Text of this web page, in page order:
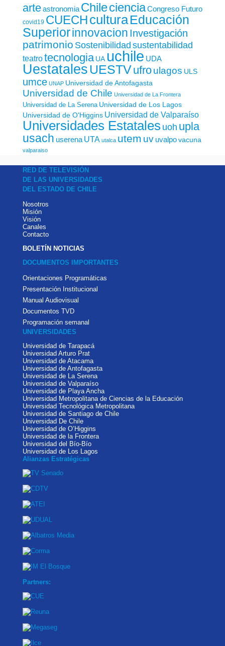
arteastronomia Chileciencia Congreso Futuro
covid19 CUECHculturaEducación
Superiorinnovacion Investigación
patrimonio Sostenibilidad sustentabilidad
teatrotecnologia UA uchile UDA
Uestatales UESTVufroulagos ULS
umce UNAP Universidad de Antofagasta
Universidad de Chile Universidad de La Frontera
Universidad de La Serena Universidad de Los Lagos
Universidad de O'Higgins Universidad de Valparaíso
Universidades Estatales uoh upla
usach userena UTA utalca utem uv uvalpo vacuna
valparaiso
RED DE TELEVISIÓN
DE LAS UNIVERSIDADES
DEL ESTADO DE CHILE
Nosotros
Misión
Visión
Canales
Contacto
BOLETÍN NOTICIAS
DOCUMENTOS IMPORTANTES
Orientaciones Programáticas
Presentación Institucional
Manual Audiovisual
Documentos TVD
Programación semanal
UNIVERSIDADES
Universidad de Tarapacá
Universidad Arturo Prat
Universidad de Atacama
Universidad de Antofagasta
Universidad de La Serena
Universidad de Valparaíso
Universidad de Playa Ancha
Universidad Metropolitana de Ciencias de la Educación
Universidad Tecnológica Metropolitana
Universidad de Santiago de Chile
Universidad De Chile
Universidad de O’Higgins
Universidad de la Frontera
Universidad del Bío-Bío
Universidad de Los Lagos
Alianzas Estratégicas
Partners: